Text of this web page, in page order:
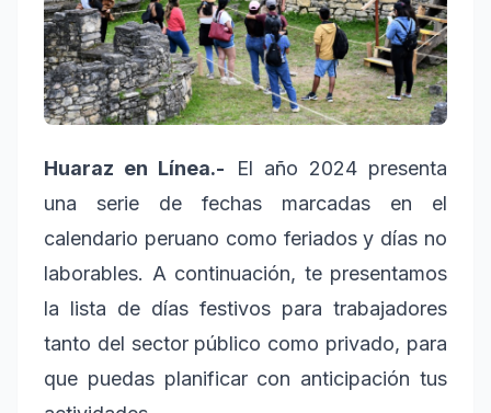
Huaraz en Línea.- El año 2024 presenta
una serie de fechas marcadas en el
calendario peruano como feriados y días no
laborables. A continuación, te presentamos
la lista de días festivos para trabajadores
tanto del sector público como privado, para
que puedas planificar con anticipación tus